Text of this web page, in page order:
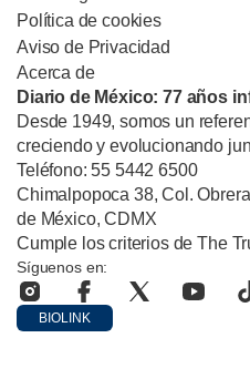
Política de cookies
Aviso de Privacidad
Acerca de
Diario de México: 77 años
Desde 1949, somos un
creciendo y evolucionando
Teléfono: 55 5442 6500
Chimalpopoca 38, Col.
de México, CDMX
Cumple los criterios de The
Síguenos en:
BIOLINK